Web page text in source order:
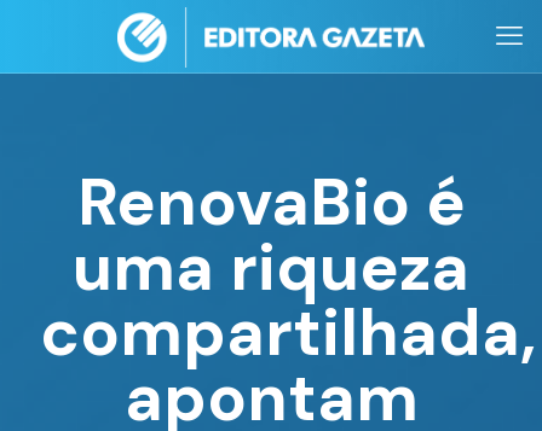
RenovaBio é
uma riqueza
compartilhada,
apontam